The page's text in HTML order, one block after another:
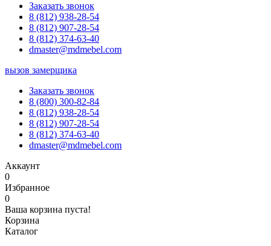
Заказать звонок
8 (812) 938-28-54
8 (812) 907-28-54
8 (812) 374-63-40
dmaster@mdmebel.com
вызов замерщика
Заказать звонок
8 (800) 300-82-84
8 (812) 938-28-54
8 (812) 907-28-54
8 (812) 374-63-40
dmaster@mdmebel.com
Аккаунт
0
Избранное
0
Ваша корзина пуста!
Корзина
Каталог